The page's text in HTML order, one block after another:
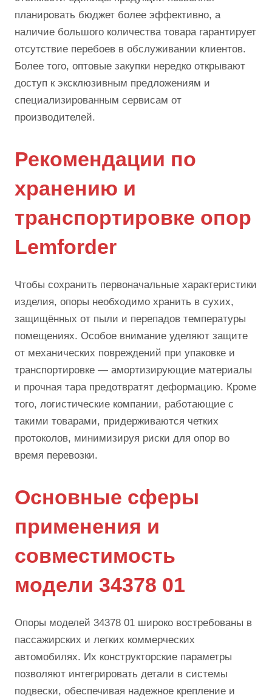
планировать бюджет более эффективно, а
наличие большого количества товара гарантирует
отсутствие перебоев в обслуживании клиентов.
Более того, оптовые закупки нередко открывают
доступ к эксклюзивным предложениям и
специализированным сервисам от
производителей.
Рекомендации по
хранению и
транспортировке опор
Lemforder
Чтобы сохранить первоначальные характеристики
изделия, опоры необходимо хранить в сухих,
защищённых от пыли и перепадов температуры
помещениях. Особое внимание уделяют защите
от механических повреждений при упаковке и
транспортировке — амортизирующие материалы
и прочная тара предотвратят деформацию. Кроме
того, логистические компании, работающие с
такими товарами, придерживаются четких
протоколов, минимизируя риски для опор во
время перевозки.
Основные сферы
применения и
совместимость
модели 34378 01
Опоры моделей 34378 01 широко востребованы в
пассажирских и легких коммерческих
автомобилях. Их конструкторские параметры
позволяют интегрировать детали в системы
подвески, обеспечивая надежное крепление и